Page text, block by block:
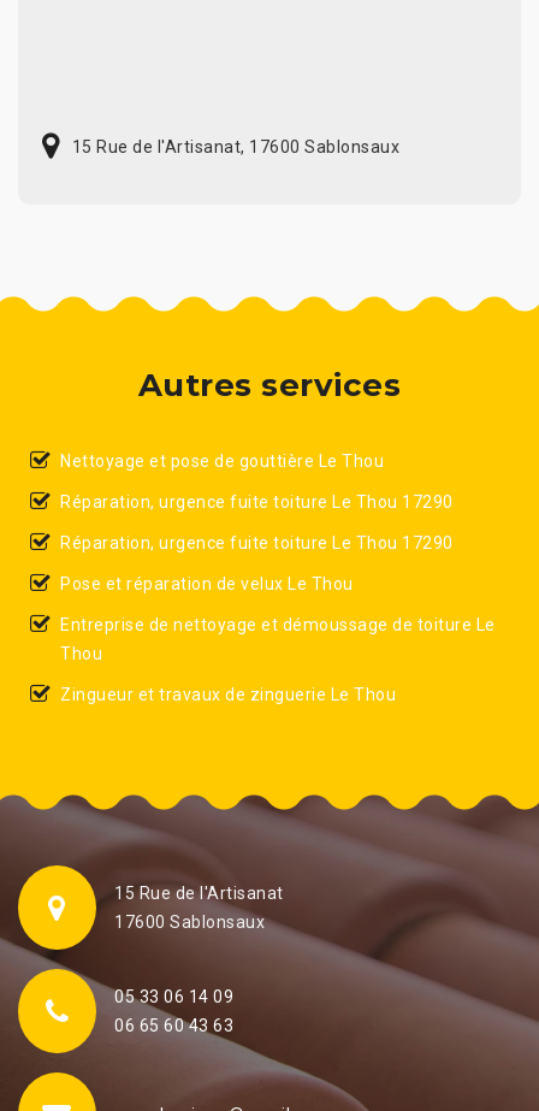
15 Rue de l'Artisanat, 17600 Sablonsaux
Autres services
Nettoyage et pose de gouttière Le Thou
Réparation, urgence fuite toiture Le Thou 17290
Réparation, urgence fuite toiture Le Thou 17290
Pose et réparation de velux Le Thou
Entreprise de nettoyage et démoussage de toiture Le
Thou
Zingueur et travaux de zinguerie Le Thou
15 Rue de l'Artisanat
17600 Sablonsaux
05 33 06 14 09
06 65 60 43 63